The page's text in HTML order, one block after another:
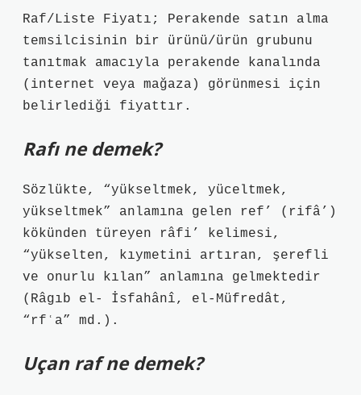
Raf/Liste Fiyatı; Perakende satın alma
temsilcisinin bir ürünü/ürün grubunu
tanıtmak amacıyla perakende kanalında
(internet veya mağaza) görünmesi için
belirlediği fiyattır.
Rafı ne demek?
Sözlükte, “yükseltmek, yüceltmek,
yükseltmek” anlamına gelen ref’ (rifâ’)
kökünden türeyen râfi’ kelimesi,
“yükselten, kıymetini artıran, şerefli
ve onurlu kılan” anlamına gelmektedir
(Râgıb el- İsfahânî, el-Müfredât,
“rfʿa” md.).
Uçan raf ne demek?